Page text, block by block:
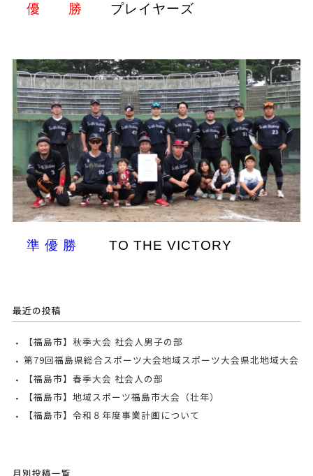
優 勝 プレイヤーズ
準 優 勝 TO THE VICTORY
最近の投稿
【福島市】秋季大会 社会人男子の部
第79回福島県総合スポーツ大会地域スポーツ大会県北地域大会
【福島市】春季大会 社会人の部
【福島市】地域スポーツ福島市大会（壮年）
【福島市】令和８年度事業計画について
月別投稿一覧